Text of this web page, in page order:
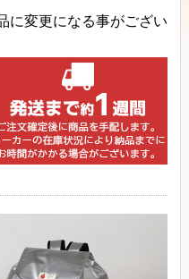
に変更になる事がござい